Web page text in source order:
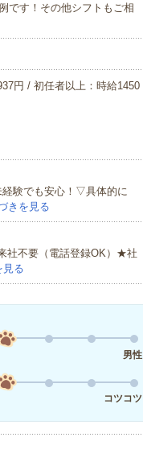
です！その他シフトもご相
円 / 初任者以上：時給1450
経験でも安心！▽具体的に
きを見る
社不要（電話登録OK）★社
見る
男性
コツコツ